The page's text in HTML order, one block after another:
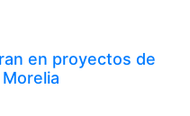
en proyectos de